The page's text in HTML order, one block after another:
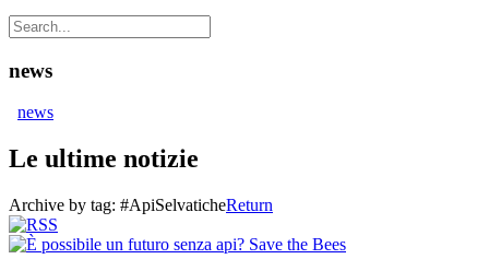
news
news
Le ultime notizie
Archive by tag: #ApiSelvaticheReturn